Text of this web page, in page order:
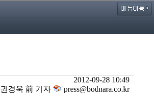
2012-09-28 10:49
권경욱 前 기자
press@bodnara.co.kr